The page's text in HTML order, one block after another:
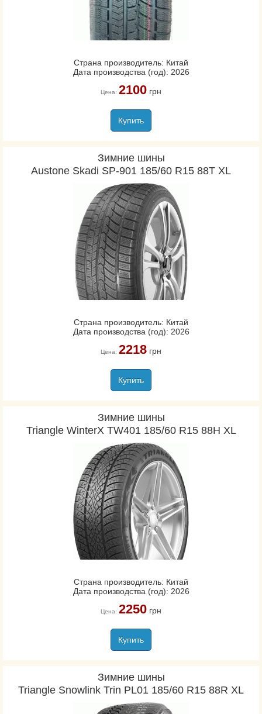
Страна производитель: Китай
Дата производства (год): 2026
Цена: 2100грн
Купить
Зимние шины
Austone Skadi SP-901 185/60 R15 88T XL
Страна производитель: Китай
Дата производства (год): 2026
Цена: 2218грн
Купить
Зимние шины
Triangle WinterX TW401 185/60 R15 88H XL
Страна производитель: Китай
Дата производства (год): 2026
Цена: 2250грн
Купить
Зимние шины
Triangle Snowlink Trin PL01 185/60 R15 88R XL